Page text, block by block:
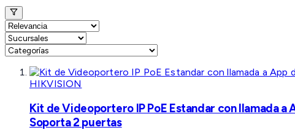
HIKVISION
Kit de Videoportero IP PoE Estandar con llamada
Soporta 2 puertas